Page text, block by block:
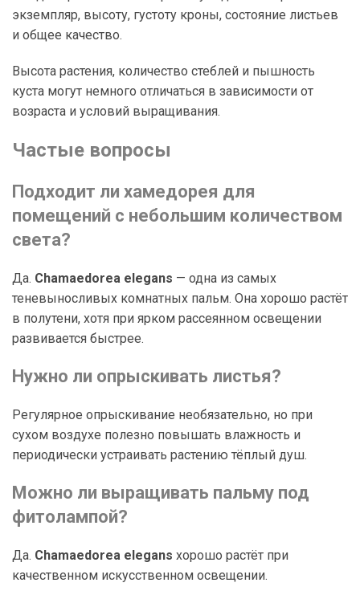
экземпляр, высоту, густоту кроны, состояние листьев
и общее качество.
Высота растения, количество стеблей и пышность
куста могут немного отличаться в зависимости от
возраста и условий выращивания.
Частые вопросы
Подходит ли хамедорея для
помещений с небольшим количеством
света?
Да. Chamaedorea elegans — одна из самых
теневыносливых комнатных пальм. Она хорошо растёт
в полутени, хотя при ярком рассеянном освещении
развивается быстрее.
Нужно ли опрыскивать листья?
Регулярное опрыскивание необязательно, но при
сухом воздухе полезно повышать влажность и
периодически устраивать растению тёплый душ.
Можно ли выращивать пальму под
фитолампой?
Да. Chamaedorea elegans хорошо растёт при
качественном искусственном освещении.